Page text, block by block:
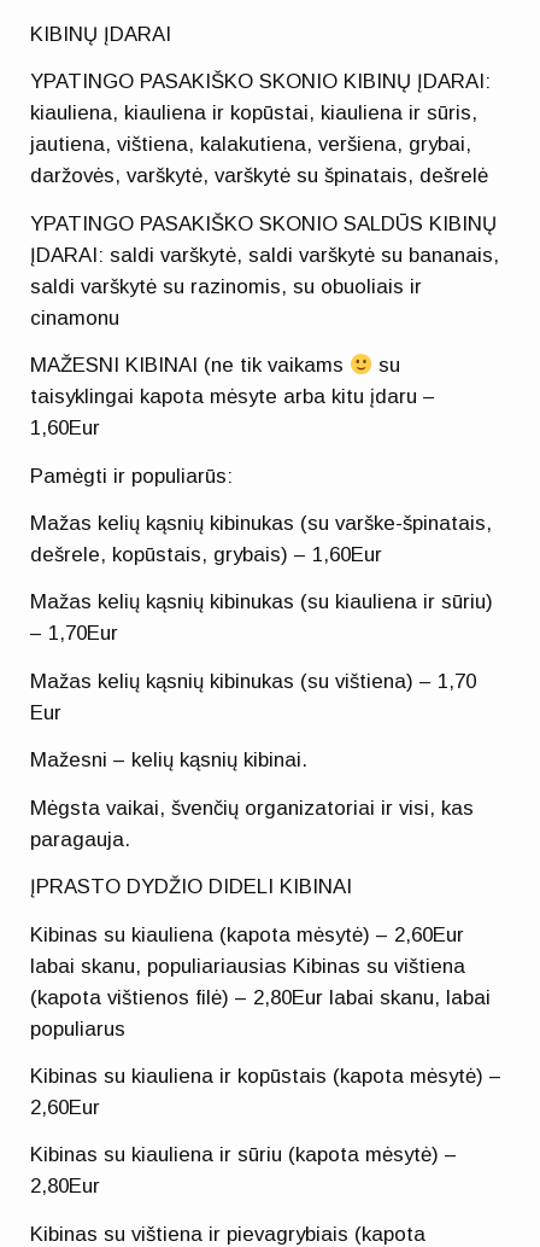
KIBINŲ ĮDARAI
YPATINGO PASAKIŠKO SKONIO KIBINŲ ĮDARAI:
kiauliena, kiauliena ir kopūstai, kiauliena ir sūris,
jautiena, vištiena, kalakutiena, veršiena, grybai,
daržovės, varškytė, varškytė su špinatais, dešrelė
YPATINGO PASAKIŠKO SKONIO SALDŪS KIBINŲ
ĮDARAI: saldi varškytė, saldi varškytė su bananais,
saldi varškytė su razinomis, su obuoliais ir
cinamonu
MAŽESNI KIBINAI (ne tik vaikams
su
taisyklingai kapota mėsyte arba kitu įdaru –
1,60Eur
Pamėgti ir populiarūs:
Mažas kelių kąsnių kibinukas (su varške-špinatais,
dešrele, kopūstais, grybais) – 1,60Eur
Mažas kelių kąsnių kibinukas (su kiauliena ir sūriu)
– 1,70Eur
Mažas kelių kąsnių kibinukas (su vištiena) – 1,70
Eur
Mažesni – kelių kąsnių kibinai.
Mėgsta vaikai, švenčių organizatoriai ir visi, kas
paragauja.
ĮPRASTO DYDŽIO DIDELI KIBINAI
Kibinas su kiauliena (kapota mėsytė) – 2,60Eur
labai skanu, populiariausias Kibinas su vištiena
(kapota vištienos filė) – 2,80Eur labai skanu, labai
populiarus
Kibinas su kiauliena ir kopūstais (kapota mėsytė) –
2,60Eur
Kibinas su kiauliena ir sūriu (kapota mėsytė) –
2,80Eur
Kibinas su vištiena ir pievagrybiais (kapota